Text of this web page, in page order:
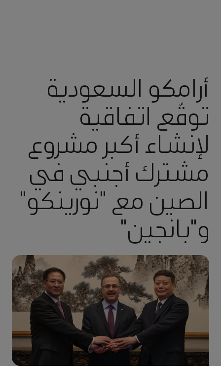
أرامكو السعودية
توقّع اتفاقية
لإنشاء أكبر مشروع
مشترك أجنبي في
الصين مع "نورينكو"
و"بانجين"